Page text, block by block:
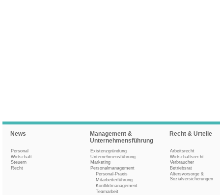
News
Personal
Wirtschaft
Steuern
Recht
Management &
Unternehmensführung
Existenzgründung
Unternehmensführung
Marketing
Personalmanagement
Personal-Praxis
Mitarbeiterführung
Konfliktmanagement
Teamarbeit
Recht & Urteile
Arbeitsrecht
Wirtschaftsrecht
Verbraucher
Betriebsrat
Altersvorsorge &
Sozialversicherungen